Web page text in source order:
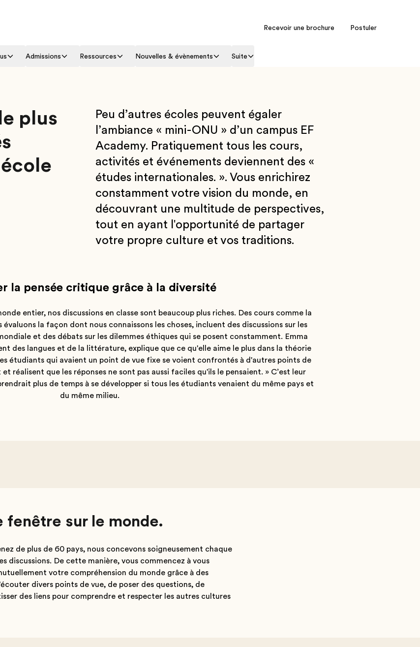
Recevoir une brochure Postuler
Admissions Ressources Nouvelles & évènements Suite
plus
Peu d’autres écoles peuvent égaler
l’ambiance « mini-ONU » d’un campus EF
Academy. Pratiquement tous les cours,
activités et événements deviennent des «
études internationales. ». Vous enrichirez
constamment votre vision du monde, en
découvrant une multitude de perspectives,
tout en ayant l'opportunité de partager
votre propre culture et vos traditions.
la pensée critique grâce à la diversité
entier, nos discussions en classe sont beaucoup plus riches. Des cours comme la
la façon dont nous connaissons les choses, incluent des discussions sur les
et des débats sur les dilemmes éthiques qui se posent constamment. Emma
des langues et de la littérature, explique que ce qu'elle aime le plus dans la théorie
étudiants qui avaient un point de vue fixe se voient confrontés à d'autres points de
réalisent que les réponses ne sont pas aussi faciles qu'ils le pensaient. » C’est leur
plus de temps à se développer si tous les étudiants venaient du même pays et
du même milieu.
fenêtre sur le monde.
de plus de 60 pays, nous concevons soigneusement chaque
discussions. De cette manière, vous commencez à vous
votre compréhension du monde grâce à des
divers points de vue, de poser des questions, de
des liens pour comprendre et respecter les autres cultures